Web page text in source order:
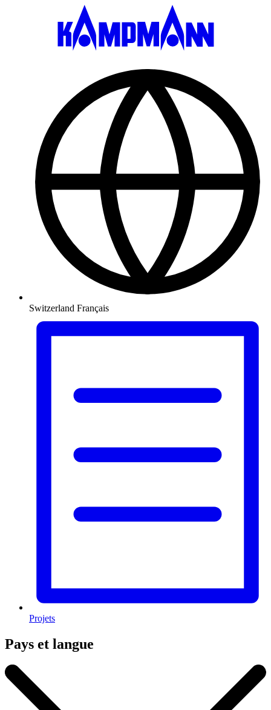
Switzerland Français
Projets
Pays et langue